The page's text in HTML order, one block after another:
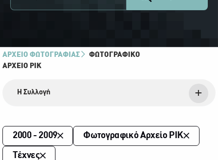
ΑΡΧΕΙΟ ΦΩΤΟΓΡΑΦΙΑΣ
ΦΩΤΟΓΡΑΦΙΚΌ
ΑΡΧΕΊΟ ΡΙΚ
Η Συλλογή
2000 - 2009 Φωτογραφικό Αρχείο ΡΙΚ
Τέχνες